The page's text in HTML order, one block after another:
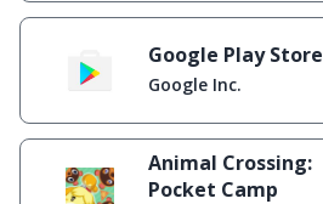
Google Play Store
Google Inc.
Animal Crossing:
Pocket Camp